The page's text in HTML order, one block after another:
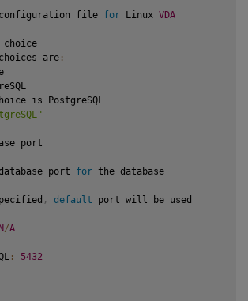
configuration file for Linux VDA
choice
are :
is PostgreSQL
port
port for the database
, default port will be used
N/A
: 5432